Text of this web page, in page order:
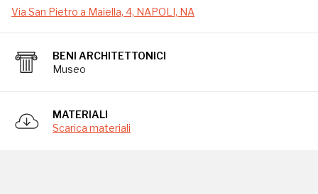
Via San Pietro a Maiella, 4, NAPOLI, NA
BENI ARCHITETTONICI
Museo
MATERIALI
Scarica materiali
Il Conservatorio di San Pietro a Majella è un istituto
superiore di studi musicali fondato a Napoli nel 1808.
È situato nel centro storico della città, nell'ex
convento dei celestini annesso alla chiesa di San
Pietro a Majella. Il conservatorio nacque nel 1808